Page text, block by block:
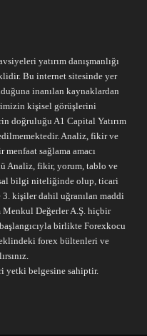
yatırım danışmanlığı
Bu internet sitesinde yer
inanılan kaynaklardan
kişisel görüşlerini
doğruluğu A1 Capital Yatırım
Analiz, fikir ve
sağlama amacı
Analiz, fikir, yorum, tablo ve
bilgi niteliğinde olup, ticari
3. kişiler dahil uğranılan maddi
Menkul Değerler A.Ş. hiçbir
birlikte Forexkocu
forex bültenleri ve
yetki belgesine sahiptir.